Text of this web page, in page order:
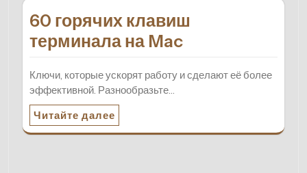
60 горячих клавиш
терминала на Mac
Ключи, которые ускорят работу и сделают её более
эффективной. Разнообразьте…
Читайте далее